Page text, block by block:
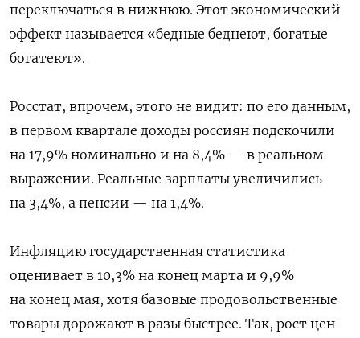
переключаться в нижнюю. Этот экономический
эффект называется «бедные беднеют, богатые
богатеют».
Росстат, впрочем, этого не видит: по его данным,
в первом квартале доходы россиян подскочили
на 17,9% номинально и на 8,4% — в реальном
выражении. Реальные зарплаты увеличились
на 3,4%, а пенсии — на 1,4%.
Инфляцию государственная статистика
оценивает в 10,3% на конец марта и 9,9%
на конец мая, хотя базовые продовольственные
товары дорожают в разы быстрее. Так, рост цен